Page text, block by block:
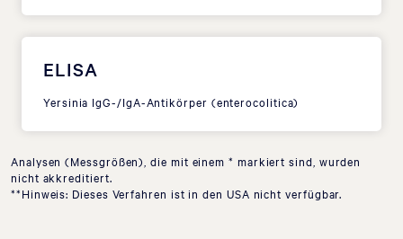
ELISA
Yersinia IgG-/IgA-Antikörper (enterocolitica)
Analysen (Messgrößen), die mit einem * markiert sind, wurden
nicht akkreditiert.
**Hinweis: Dieses Verfahren ist in den USA nicht verfügbar.